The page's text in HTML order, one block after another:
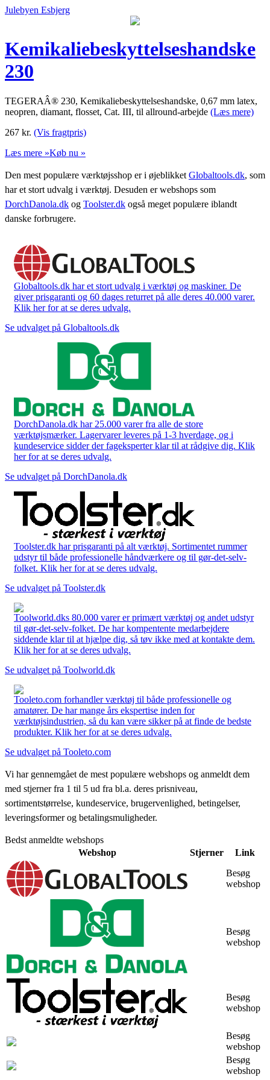
Julebyen Esbjerg
Kemikaliebeskyttelseshandske
230
TEGERAÂ® 230, Kemikaliebeskyttelseshandske, 0,67 mm latex,
neopren, diamant, flosset, Cat. III, til allround-arbejde (Læs mere)
267 kr. (Vis fragtpris)
Læs mere »Køb nu »
Den mest populære værktøjsshop er i øjeblikket Globaltools.dk, som
har et stort udvalg i værktøj. Desuden er webshops som
DorchDanola.dk og Toolster.dk også meget populære iblandt
danske forbrugere.
Globaltools.dk har et stort udvalg i værktøj og maskiner. De
giver prisgaranti og 60 dages returret på alle deres 40.000 varer.
Klik her for at se deres udvalg.
Se udvalget på Globaltools.dk
DorchDanola.dk har 25.000 varer fra alle de store
værktøjsmærker. Lagervarer leveres på 1-3 hverdage, og i
kundeservice sidder der fageksperter klar til at rådgive dig. Klik
her for at se deres udvalg.
Se udvalget på DorchDanola.dk
Toolster.dk har prisgaranti på alt værktøj. Sortimentet rummer
udstyr til både professionelle håndværkere og til gør-det-selv-
folket. Klik her for at se deres udvalg.
Se udvalget på Toolster.dk
Toolworld.dks 80.000 varer er primært værktøj og andet udstyr
til gør-det-selv-folket. De har kompentente medarbejdere
siddende klar til at hjælpe dig, så tøv ikke med at kontakte dem.
Klik her for at se deres udvalg.
Se udvalget på Toolworld.dk
Tooleto.com forhandler værktøj til både professionelle og
amatører. De har mange års ekspertise inden for
værktøjsindustrien, så du kan være sikker på at finde de bedste
produkter. Klik her for at se deres udvalg.
Se udvalget på Tooleto.com
Vi har gennemgået de mest populære webshops og anmeldt dem
med stjerner fra 1 til 5 ud fra bl.a. deres prisniveau,
sortimentstørrelse, kundeservice, brugervenlighed, betingelser,
leveringsformer og betalingsmuligheder.
Bedst anmeldte webshops
Webshop
Stjerner
Link
Besøg
webshop
Besøg
webshop
Besøg
webshop
Besøg
webshop
Besøg
webshop